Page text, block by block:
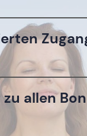
allen